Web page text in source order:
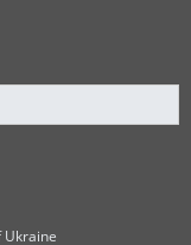
Ukraine